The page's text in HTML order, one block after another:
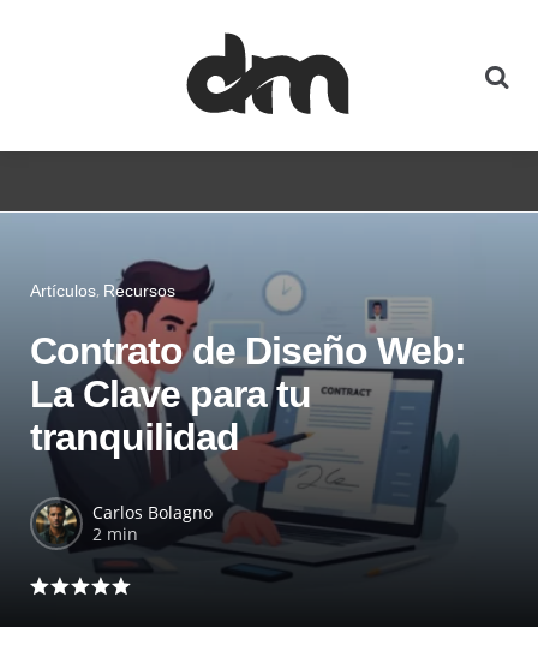
Artículos Recursos
Contrato de Diseño Web:
La Clave para tu
tranquilidad
Carlos Bolagno
2 min